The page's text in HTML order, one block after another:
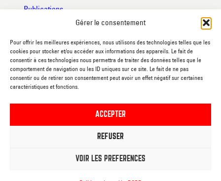
Gérer le consentement
Pour offrir les meilleures expériences, nous utilisons des technologies telles que les
cookies pour stocker et/ou accéder aux informations des appareils. Le fait de
consentir à ces technologies nous permettra de traiter des données telles que le
comportement de navigation ou les ID uniques sur ce site. Le fait de ne pas
consentir ou de retirer son consentement peut avoir un effet négatif sur certaines
caractéristiques et fonctions.
ACCEPTER
REFUSER
VOIR LES PRÉFÉRENCES
Publications
Foire aux questions
Partenaires
RGPD
Conditions générales de vente
Déclaration d’accessibilité